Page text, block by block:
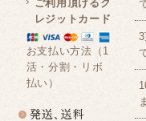
ご利用頂けるク
レジットカード
お支払い方法（1
活・分割・リボ
払い）